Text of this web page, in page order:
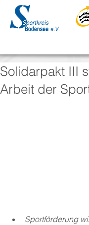
Solidarpakt III
Arbeit der
Sportförderung